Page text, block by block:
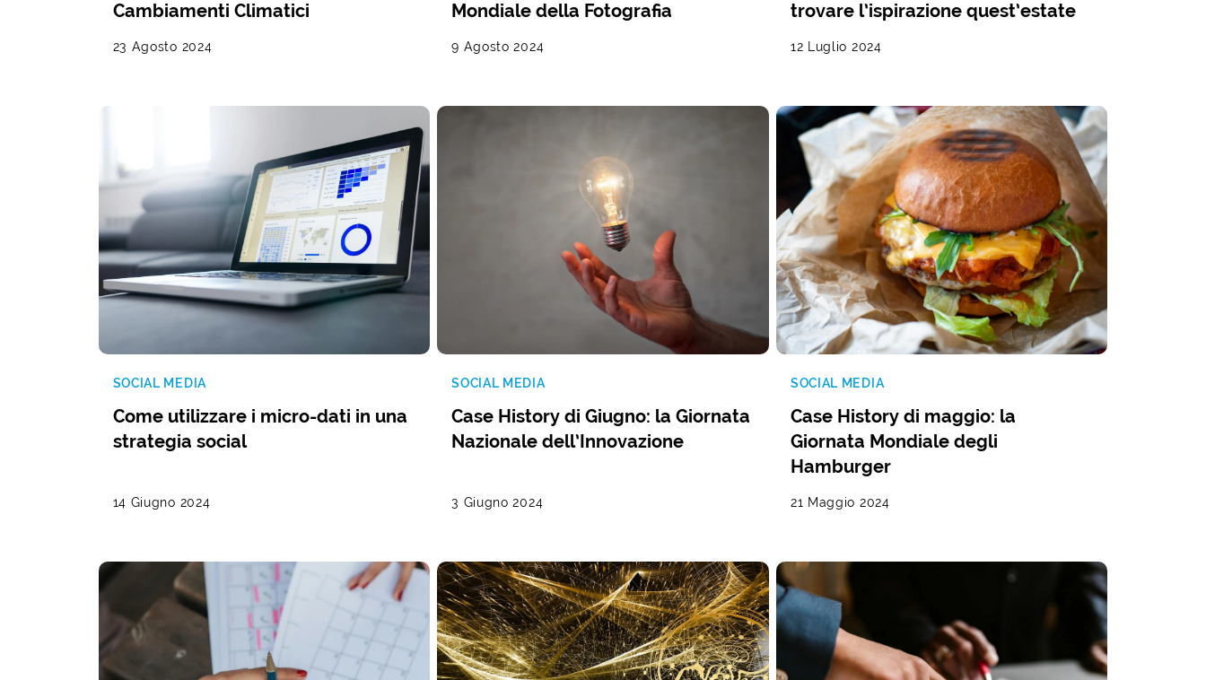
Cambiamenti Climatici
23 Agosto 2024
Mondiale della Fotografia
9 Agosto 2024
trovare l’ispirazione quest’estate
12 Luglio 2024
SOCIAL MEDIA
Come utilizzare i micro-dati in una
strategia social
14 Giugno 2024
SOCIAL MEDIA
Case History di Giugno: la Giornata
Nazionale dell’Innovazione
3 Giugno 2024
SOCIAL MEDIA
Case History di maggio: la
Giornata Mondiale degli
Hamburger
21 Maggio 2024